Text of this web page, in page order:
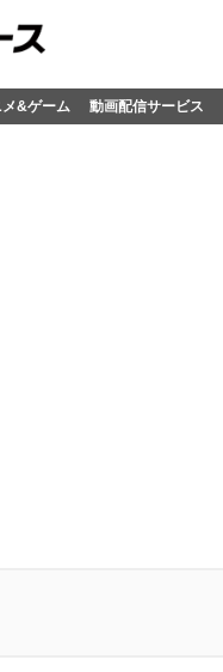
メ&ゲーム 動画配信サービス